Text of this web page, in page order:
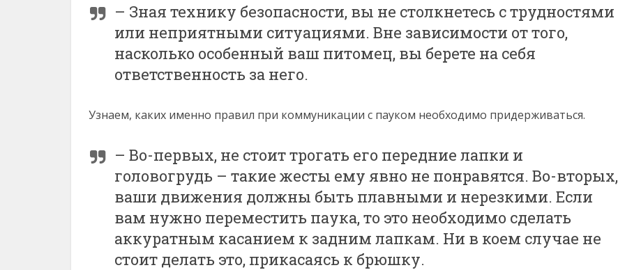
– Зная технику безопасности, вы не столкнетесь с трудностями
или неприятными ситуациями. Вне зависимости от того,
насколько особенный ваш питомец, вы берете на себя
ответственность за него.
Узнаем, каких именно правил при коммуникации с пауком необходимо придерживаться.
– Во-первых, не стоит трогать его передние лапки и
головогрудь – такие жесты ему явно не понравятся. Во-вторых,
ваши движения должны быть плавными и нерезкими. Если
вам нужно переместить паука, то это необходимо сделать
аккуратным касанием к задним лапкам. Ни в коем случае не
стоит делать это, прикасаясь к брюшку.